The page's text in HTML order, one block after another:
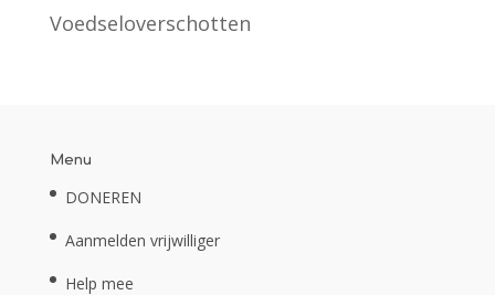
Voedseloverschotten
Menu
DONEREN
Aanmelden vrijwilliger
Help mee